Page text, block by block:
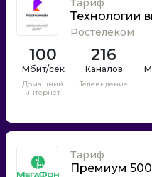
Тариф
Технологии
Ростелеком
100
Домашний
интернет
216
Каналов
Телевидение
Тариф
Премиум